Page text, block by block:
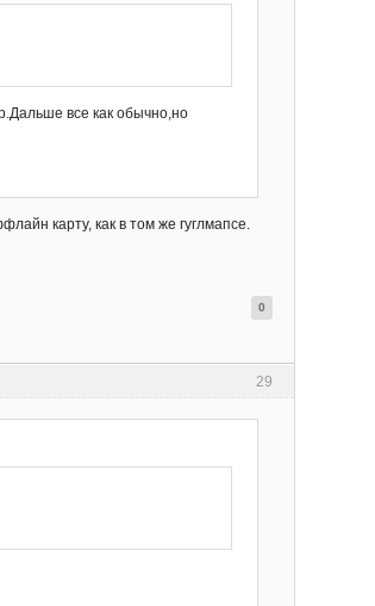
все как обычно,но
карту, как в том же гуглмапсе.
0
29